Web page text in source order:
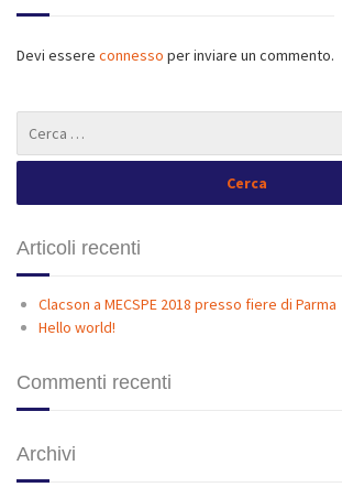
Devi essere connesso per inviare un commento.
Articoli recenti
Clacson a MECSPE 2018 presso fiere di Parma
Hello world!
Commenti recenti
Archivi